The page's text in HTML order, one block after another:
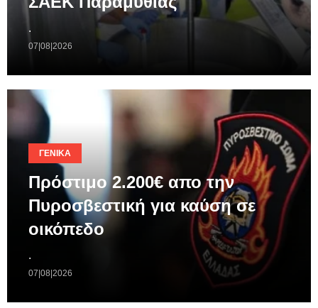
.
07|08|2026
ΓΕΝΙΚΆ
Πρόστιμο 2.200€ απο την
Πυροσβεστική για καύση σε
οικόπεδο
.
07|08|2026